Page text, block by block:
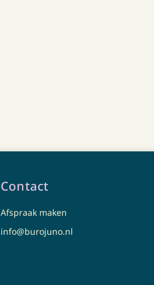
Contact
Afspraak maken
info@burojuno.nl